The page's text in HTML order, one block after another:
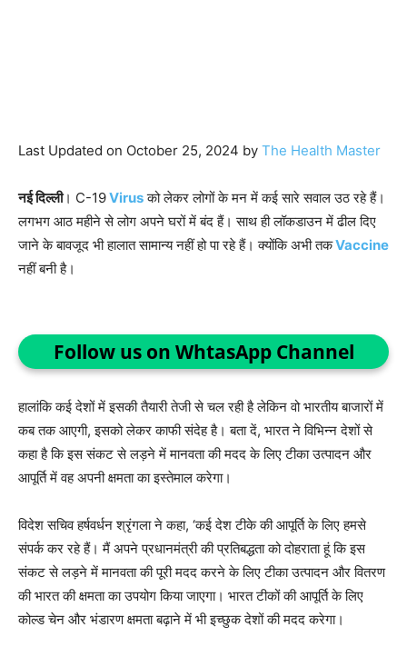
Last Updated on October 25, 2024 by The Health Master
नई दिल्ली। C-19Virusको लेकर लोगों के मन में कई सारे सवाल उठ रहे हैं।
लगभग आठ महीने से लोग अपने घरों में बंद हैं। साथ ही लॉकडाउन में ढील दिए
जाने के बावजूद भी हालात सामान्य नहीं हो पा रहे हैं। क्योंकि अभी तकVaccine
नहीं बनी है।
Follow us on WhtasApp Channel
हालांकि कई देशों में इसकी तैयारी तेजी से चल रही है लेकिन वो भारतीय बाजारों में
कब तक आएगी, इसको लेकर काफी संदेह है। बता दें, भारत ने विभिन्न देशों से
कहा है कि इस संकट से लड़ने में मानवता की मदद के लिए टीका उत्पादन और
आपूर्ति में वह अपनी क्षमता का इस्तेमाल करेगा।
विदेश सचिव हर्षवर्धन श्रृंगला ने कहा, ‘कई देश टीके की आपूर्ति के लिए हमसे
संपर्क कर रहे हैं। मैं अपने प्रधानमंत्री की प्रतिबद्धता को दोहराता हूं कि इस
संकट से लड़ने में मानवता की पूरी मदद करने के लिए टीका उत्पादन और वितरण
की भारत की क्षमता का उपयोग किया जाएगा। भारत टीकों की आपूर्ति के लिए
कोल्ड चेन और भंडारण क्षमता बढ़ाने में भी इच्छुक देशों की मदद करेगा।